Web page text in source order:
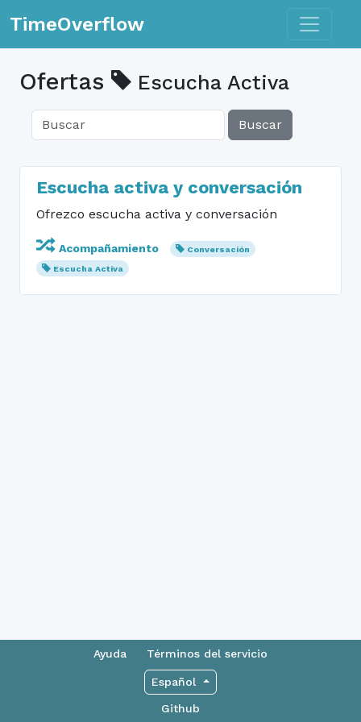
TimeOverflow Toggle
Ofertas Escucha Activa
Buscar
Escucha activa y conversación
Ofrezco escucha activa y conversación
Acompañamiento
Conversación
Escucha Activa
Ayuda Términos del servicio
Español
Github